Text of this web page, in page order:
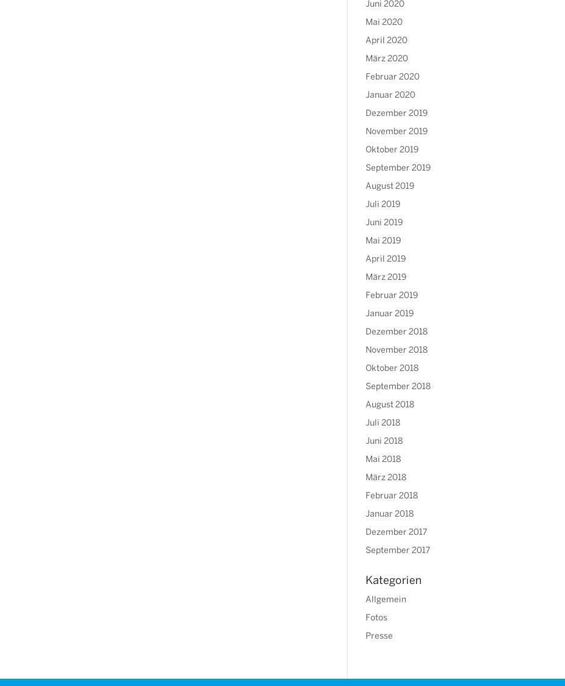
Juni 2020
Mai 2020
April 2020
März 2020
Februar 2020
Januar 2020
Dezember 2019
November 2019
Oktober 2019
September 2019
August 2019
Juli 2019
Juni 2019
Mai 2019
April 2019
März 2019
Februar 2019
Januar 2019
Dezember 2018
November 2018
Oktober 2018
September 2018
August 2018
Juli 2018
Juni 2018
Mai 2018
März 2018
Februar 2018
Januar 2018
Dezember 2017
September 2017
Kategorien
Allgemein
Fotos
Presse